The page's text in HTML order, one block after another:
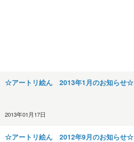
☆アートリ絵ん 2013年1月のお知らせ☆
2013年01月17日
☆アートリ絵ん 2012年9月のお知らせ☆